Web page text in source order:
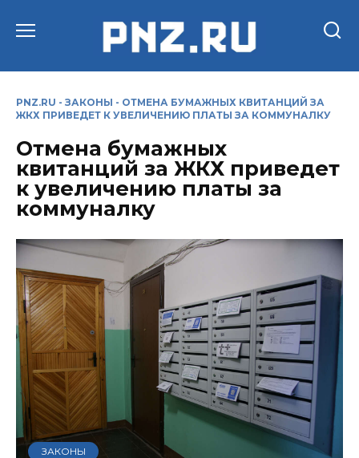
PNZ.RU - ЗАКОНЫ - ОТМЕНА БУМАЖНЫХ КВИТАНЦИЙ ЗА
ЖКХ ПРИВЕДЕТ К УВЕЛИЧЕНИЮ ПЛАТЫ ЗА КОММУНАЛКУ
Отмена бумажных
квитанций за ЖКХ приведет
к увеличению платы за
коммуналку
ЗАКОНЫ